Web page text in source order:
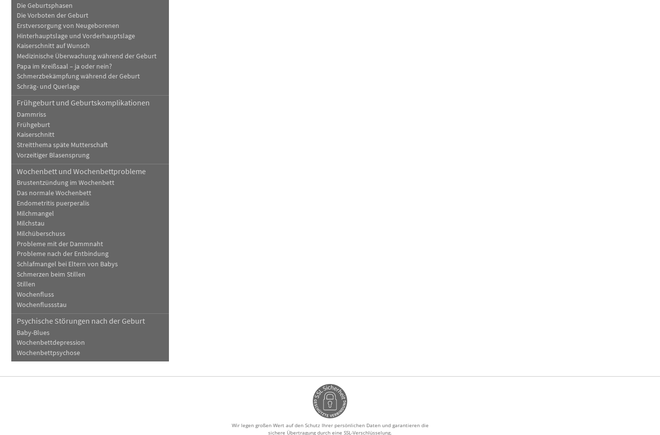
Die Geburtsphasen
Die Vorboten der Geburt
Erstversorgung von Neugeborenen
Hinterhauptslage und Vorderhauptslage
Kaiserschnitt auf Wunsch
Medizinische Überwachung während der Geburt
Papa im Kreißsaal – ja oder nein?
Schmerzbekämpfung während der Geburt
Schräg- und Querlage
Frühgeburt und Geburtskomplikationen
Dammriss
Frühgeburt
Kaiserschnitt
Streitthema späte Mutterschaft
Vorzeitiger Blasensprung
Wochenbett und Wochenbettprobleme
Brustentzündung im Wochenbett
Das normale Wochenbett
Endometritis puerperalis
Milchmangel
Milchstau
Milchüberschuss
Probleme mit der Dammnaht
Probleme nach der Entbindung
Schlafmangel bei Eltern von Babys
Schmerzen beim Stillen
Stillen
Wochenfluss
Wochenflussstau
Psychische Störungen nach der Geburt
Baby-Blues
Wochenbettdepression
Wochenbettpsychose
Wir legen großen Wert auf den Schutz Ihrer persönlichen Daten und garantieren die
sichere Übertragung durch eine SSL-Verschlüsselung.